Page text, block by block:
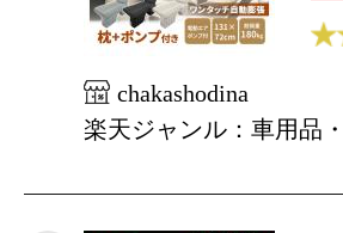
chakashodina
楽天ジャンル：車用品